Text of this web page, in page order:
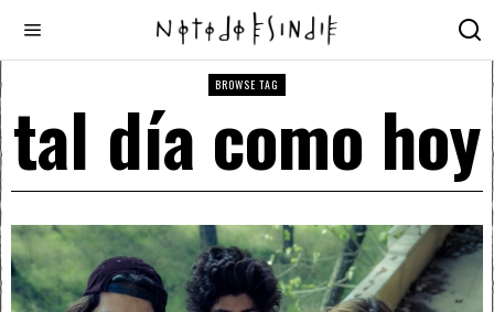
BROWSE TAG
tal día como hoy